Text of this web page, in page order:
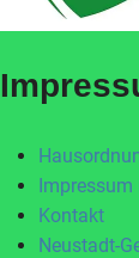
Kontakt
Neustadt-